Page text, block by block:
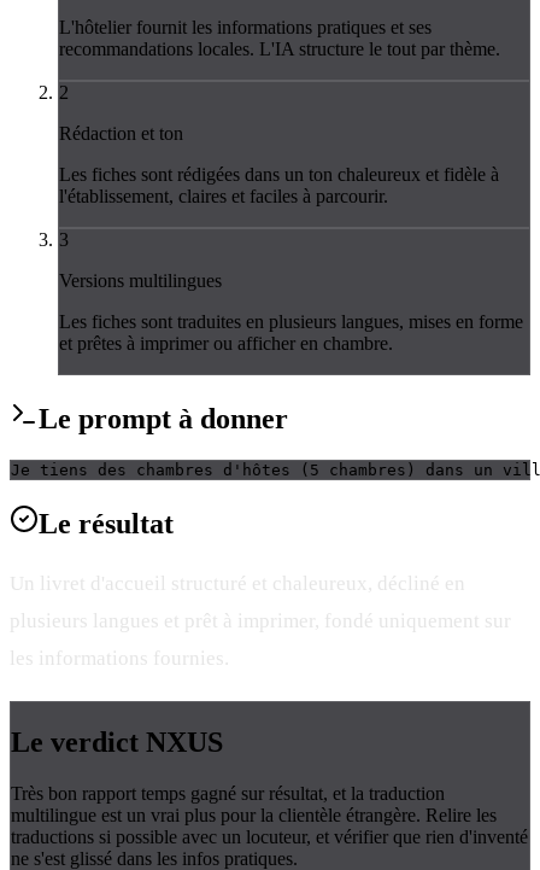
L'hôtelier fournit les informations pratiques et ses
recommandations locales. L'IA structure le tout par thème.
2
Rédaction et ton
Les fiches sont rédigées dans un ton chaleureux et fidèle à
l'établissement, claires et faciles à parcourir.
3
Versions multilingues
Les fiches sont traduites en plusieurs langues, mises en forme
et prêtes à imprimer ou afficher en chambre.
Le prompt à donner
Je tiens des chambres d'hôtes (5 chambres) dans un
Le résultat
Un livret d'accueil structuré et chaleureux, décliné en
plusieurs langues et prêt à imprimer, fondé uniquement sur
les informations fournies.
Le verdict NXUS
Très bon rapport temps gagné sur résultat, et la traduction
multilingue est un vrai plus pour la clientèle étrangère. Relire les
traductions si possible avec un locuteur, et vérifier que rien d'inventé
ne s'est glissé dans les infos pratiques.